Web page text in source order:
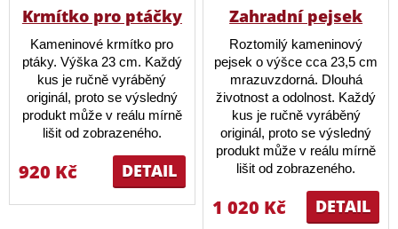
Krmítko pro ptáčky
Kameninové krmítko pro
ptáky. Výška 23 cm. Každý
kus je ručně vyráběný
originál, proto se výsledný
produkt může v reálu mírně
lišit od zobrazeného.
DETAIL
920 Kč
Zahradní pejsek
Roztomilý kameninový
pejsek o výšce cca 23,5 cm
mrazuvzdorná. Dlouhá
životnost a odolnost. Každý
kus je ručně vyráběný
originál, proto se výsledný
produkt může v reálu mírně
lišit od zobrazeného.
DETAIL
1 020 Kč